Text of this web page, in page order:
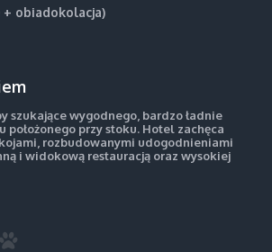
+ obiadokolacja)
szukające wygodnego, bardzo ładnie
położonego przy stoku. Hotel zachęca
rozbudowanymi udogodnieniami
i widokową restauracją oraz wysokiej